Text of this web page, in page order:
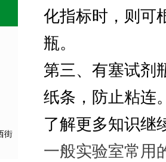
街
化指标时，则可
瓶。
第三、有塞试剂
纸条，防止粘连
了解更多知识继
一般实验室常用